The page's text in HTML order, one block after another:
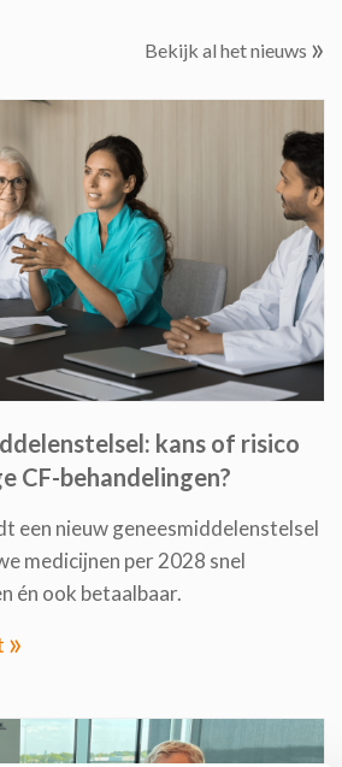
Bekijk al het nieuws »
kans of risico
CF-behandelingen?
een nieuw geneesmiddelenstelsel
medicijnen per 2028 snel
én ook betaalbaar.
»